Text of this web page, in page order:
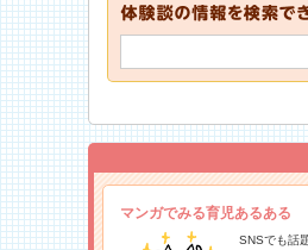
マンガでみる育児あるある
SNSでも話